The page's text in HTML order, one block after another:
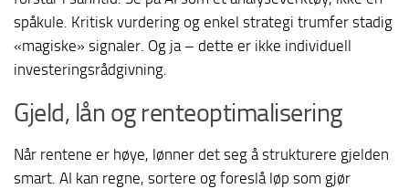
spåkule. Kritisk vurdering og enkel strategi trumfer stadig
«magiske» signaler. Og ja – dette er ikke individuell
investeringsrådgivning.
Gjeld, lån og renteoptimalisering
Når rentene er høye, lønner det seg å strukturere gjelden
smart. AI kan regne, sortere og foreslå løp som gjør